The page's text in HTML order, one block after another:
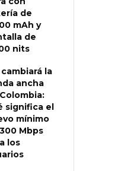
de
mAh y
de
nits
la
ancha
significa el
mínimo
Mbps
los